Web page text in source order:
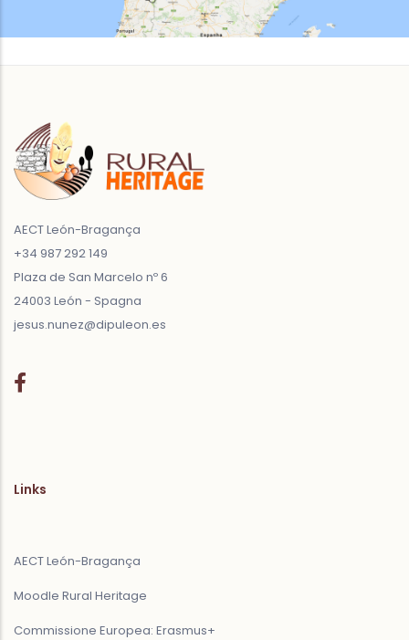
AECT León-Bragança
+34 987 292 149
Plaza de San Marcelo nº 6
24003 León - Spagna
jesus.nunez@dipuleon.es
Links
AECT León-Bragança
Moodle Rural Heritage
Commissione Europea: Erasmus+